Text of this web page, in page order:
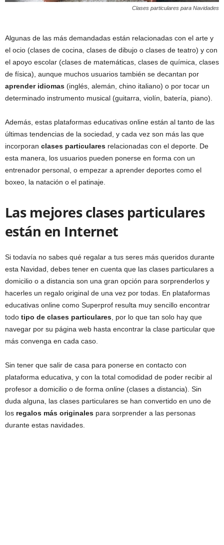
Clases particulares para Navidades
Algunas de las más demandadas están relacionadas con el arte y
el ocio (clases de cocina, clases de dibujo o clases de teatro) y con
el apoyo escolar (clases de matemáticas, clases de química, clases
de física), aunque muchos usuarios también se decantan por
aprender idiomas (inglés, alemán, chino italiano) o por tocar un
determinado instrumento musical (guitarra, violín, batería, piano).
Además, estas plataformas educativas online están al tanto de las
últimas tendencias de la sociedad, y cada vez son más las que
incorporan clases particulares relacionadas con el deporte. De
esta manera, los usuarios pueden ponerse en forma con un
entrenador personal, o empezar a aprender deportes como el
boxeo, la natación o el patinaje.
Las mejores clases particulares
están en Internet
Si todavía no sabes qué regalar a tus seres más queridos durante
esta Navidad, debes tener en cuenta que las clases particulares a
domicilio o a distancia son una gran opción para sorprenderlos y
hacerles un regalo original de una vez por todas. En plataformas
educativas online como Superprof resulta muy sencillo encontrar
todo tipo de clases particulares , por lo que tan solo hay que
navegar por su página web hasta encontrar la clase particular que
más convenga en cada caso.
Sin tener que salir de casa para ponerse en contacto con
plataforma educativa, y con la total comodidad de poder recibir al
profesor a domicilio o de forma online (clases a distancia). Sin
duda alguna, las clases particulares se han convertido en uno de
los regalos más originales para sorprender a las personas
durante estas navidades.